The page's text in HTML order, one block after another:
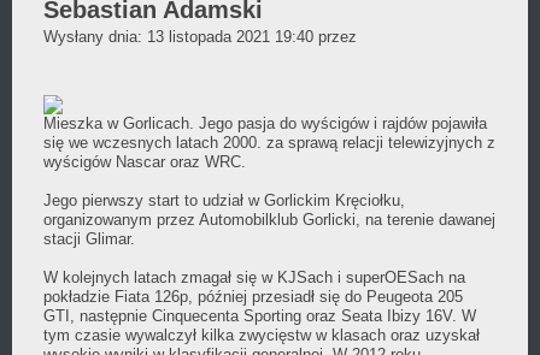
Sebastian Adamski
Wysłany dnia: 13 listopada 2021 19:40 przez
Mieszka w Gorlicach. Jego pasja do wyścigów i rajdów pojawiła
się we wczesnych latach 2000. za sprawą relacji telewizyjnych z
wyścigów Nascar oraz WRC.
Jego pierwszy start to udział w Gorlickim Kręciołku,
organizowanym przez Automobilklub Gorlicki, na terenie dawanej
stacji Glimar.
W kolejnych latach zmagał się w KJSach i superOESach na
pokładzie Fiata 126p, później przesiadł się do Peugeota 205
GTI, następnie Cinquecenta Sporting oraz Seata Ibizy 16V. W
tym czasie wywalczył kilka zwycięstw w klasach oraz uzyskał